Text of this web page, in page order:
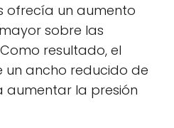
ofrecía un aumento
sobre las
resultado, el
un ancho reducido de
aumentar la presión